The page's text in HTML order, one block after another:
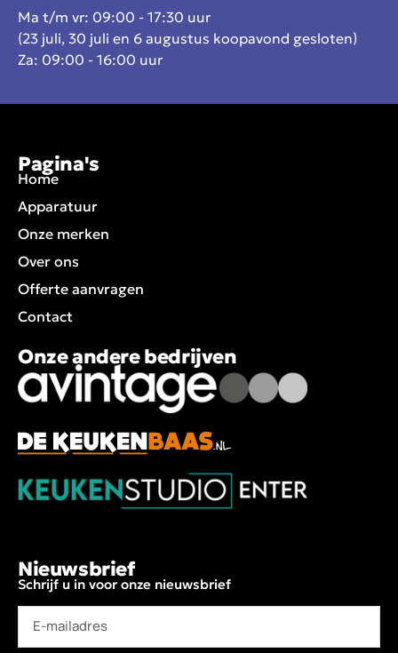
Ma t/m vr: 09:00 - 17:30 uur
(23 juli, 30 juli en 6 augustus koopavond gesloten)
Za: 09:00 - 16:00 uur
Pagina's
Home
Apparatuur
Onze merken
Over ons
Offerte aanvragen
Contact
Onze andere bedrijven
Nieuwsbrief
Schrijf u in voor onze nieuwsbrief